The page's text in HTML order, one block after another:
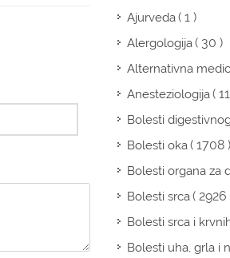
Ajurveda( 1 )
Alergologija( 30 )
Alternativna
Anesteziologija(
Bolesti
Bolesti oka( 1708 )
Bolesti organa za
Bolesti srca( 2926
Bolesti srca i
Bolesti uha, grla i